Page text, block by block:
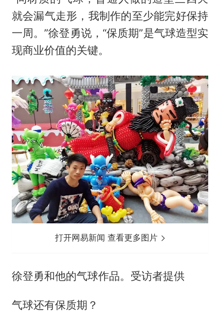
就会漏气走形，我制作的至少能完好保持
一周。”徐登勇说，“保质期”是气球造型实
现商业价值的关键。
打开网易新闻 查看更多图片
徐登勇和他的气球作品。受访者提供
气球还有保质期？